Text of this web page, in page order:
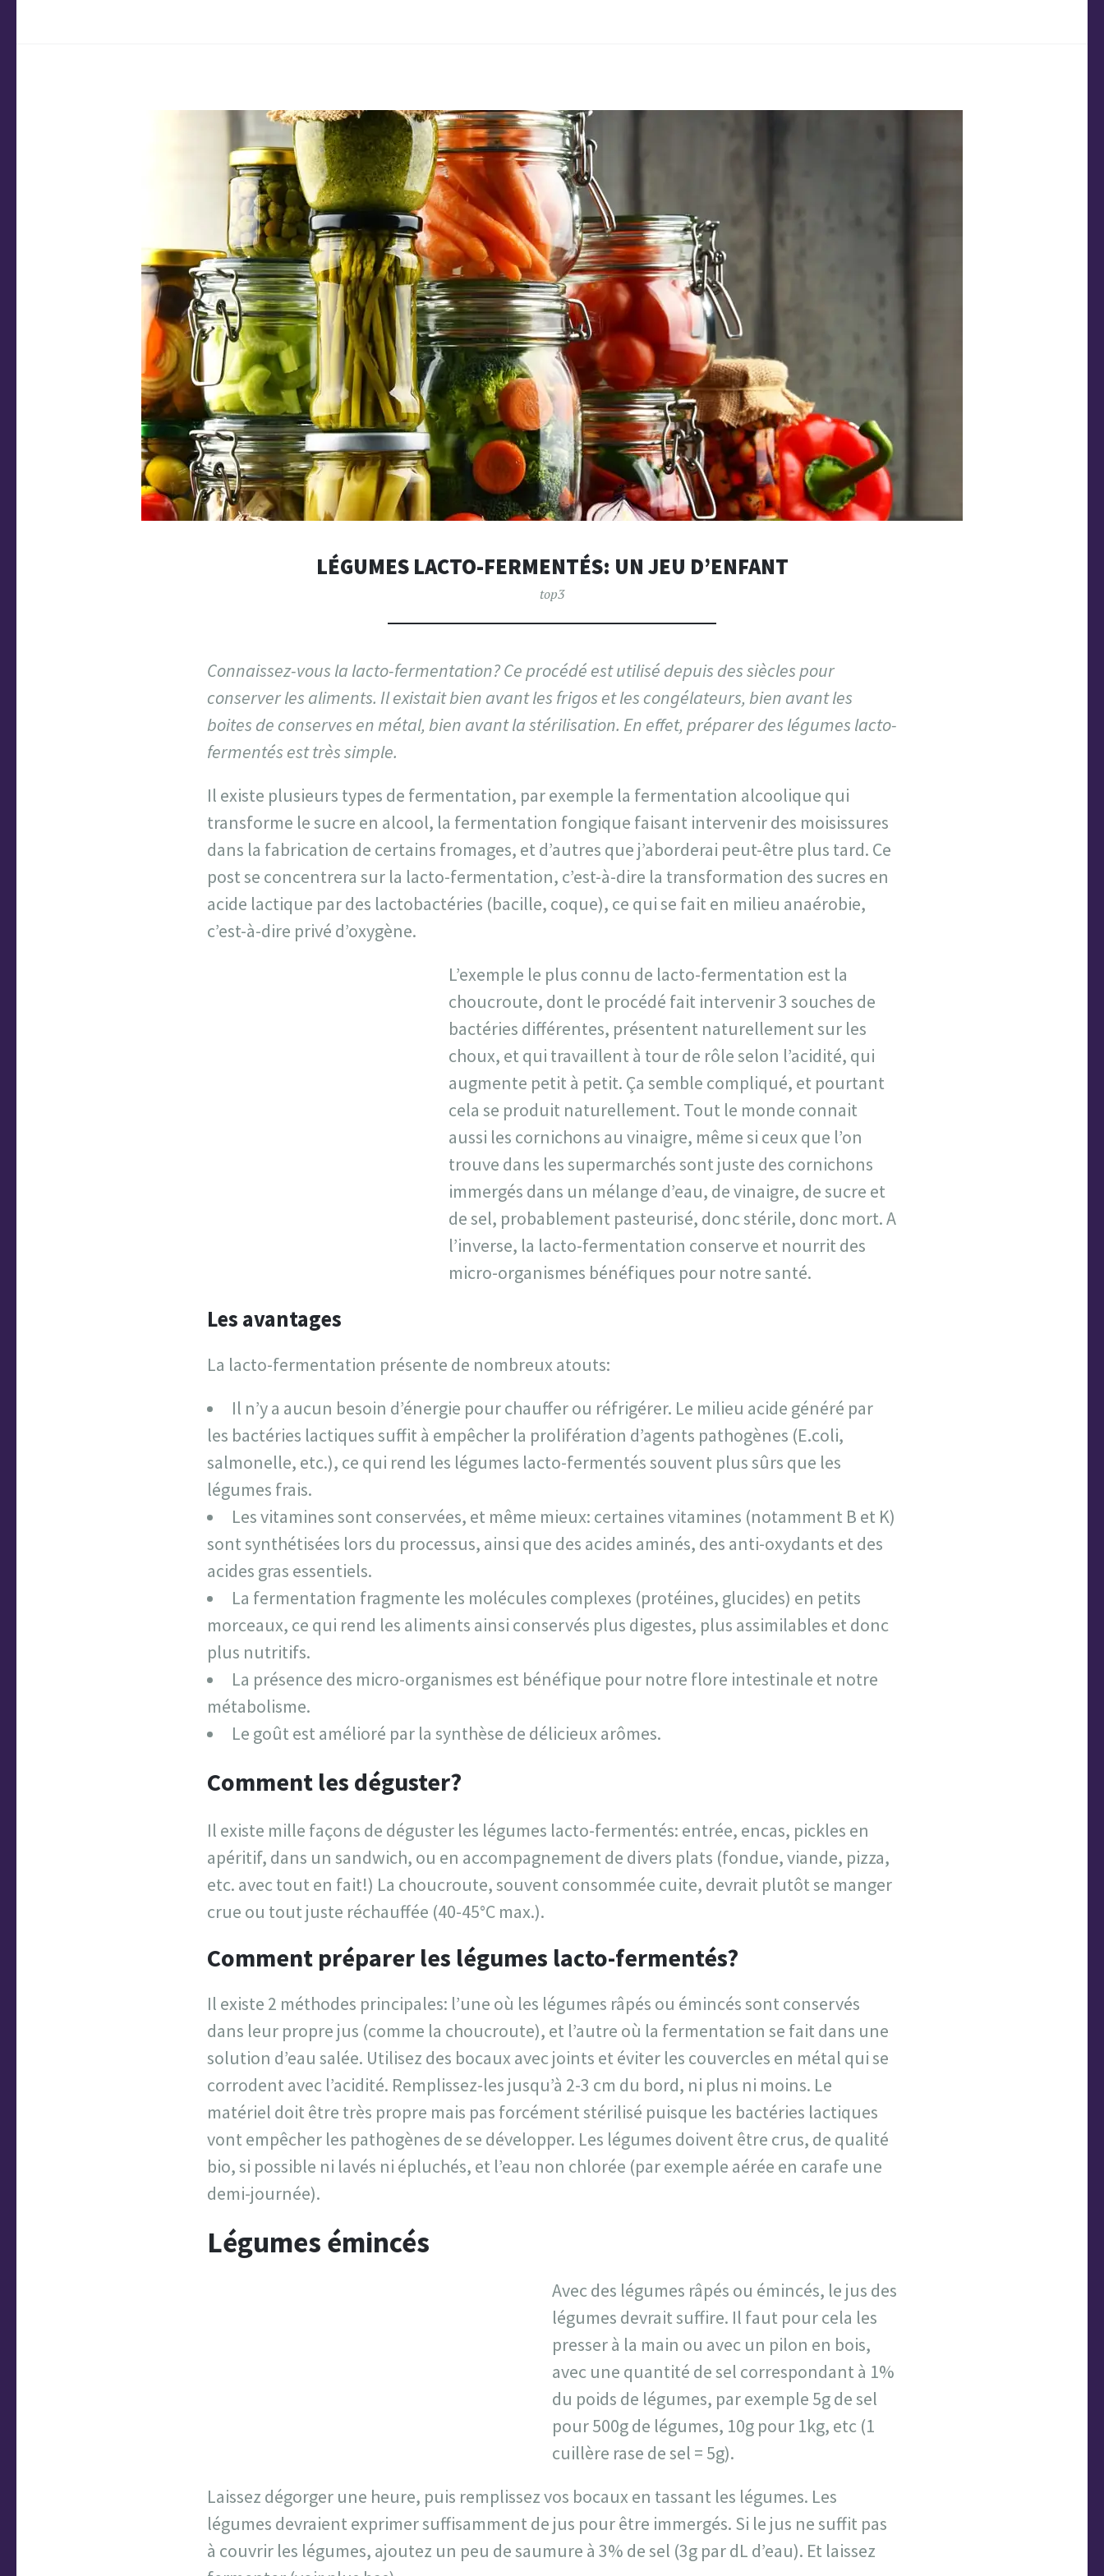
LÉGUMES LACTO-FERMENTÉS: UN JEU D’ENFANT
top3
Connaissez-vous la lacto-fermentation? Ce procédé est utilisé depuis des siècles pour
conserver les aliments. Il existait bien avant les frigos et les congélateurs, bien avant les
boites de conserves en métal, bien avant la stérilisation. En effet, préparer des légumes lacto-
fermentés est très simple.
Il existe plusieurs types de fermentation, par exemple la fermentation alcoolique qui
transforme le sucre en alcool, la fermentation fongique faisant intervenir des moisissures
dans la fabrication de certains fromages, et d’autres que j’aborderai peut-être plus tard. Ce
post se concentrera sur la lacto-fermentation, c’est-à-dire la transformation des sucres en
acide lactique par des lactobactéries (bacille, coque), ce qui se fait en milieu anaérobie,
c’est-à-dire privé d’oxygène.
L’exemple le plus connu de lacto-fermentation est la
choucroute, dont le procédé fait intervenir 3 souches de
bactéries différentes, présentent naturellement sur les
choux, et qui travaillent à tour de rôle selon l’acidité, qui
augmente petit à petit. Ça semble compliqué, et pourtant
cela se produit naturellement. Tout le monde connait
aussi les cornichons au vinaigre, même si ceux que l’on
trouve dans les supermarchés sont juste des cornichons
immergés dans un mélange d’eau, de vinaigre, de sucre et
de sel, probablement pasteurisé, donc stérile, donc mort. A
l’inverse, la lacto-fermentation conserve et nourrit des
micro-organismes bénéfiques pour notre santé.
Les avantages
La lacto-fermentation présente de nombreux atouts:
Il n’y a aucun besoin d’énergie pour chauffer ou réfrigérer. Le milieu acide généré par
les bactéries lactiques suffit à empêcher la prolifération d’agents pathogènes (E.coli,
salmonelle, etc.), ce qui rend les légumes lacto-fermentés souvent plus sûrs que les
légumes frais.
Les vitamines sont conservées, et même mieux: certaines vitamines (notamment B et K)
sont synthétisées lors du processus, ainsi que des acides aminés, des anti-oxydants et des
acides gras essentiels.
La fermentation fragmente les molécules complexes (protéines, glucides) en petits
morceaux, ce qui rend les aliments ainsi conservés plus digestes, plus assimilables et donc
plus nutritifs.
La présence des micro-organismes est bénéfique pour notre flore intestinale et notre
métabolisme.
Le goût est amélioré par la synthèse de délicieux arômes.
Comment les déguster?
Il existe mille façons de déguster les légumes lacto-fermentés: entrée, encas, pickles en
apéritif, dans un sandwich, ou en accompagnement de divers plats (fondue, viande, pizza,
etc. avec tout en fait!) La choucroute, souvent consommée cuite, devrait plutôt se manger
crue ou tout juste réchauffée (40-45°C max.).
Comment préparer les légumes lacto-fermentés?
Il existe 2 méthodes principales: l’une où les légumes râpés ou émincés sont conservés
dans leur propre jus (comme la choucroute), et l’autre où la fermentation se fait dans une
solution d’eau salée. Utilisez des bocaux avec joints et éviter les couvercles en métal qui se
corrodent avec l’acidité. Remplissez-les jusqu’à 2-3 cm du bord, ni plus ni moins. Le
matériel doit être très propre mais pas forcément stérilisé puisque les bactéries lactiques
vont empêcher les pathogènes de se développer. Les légumes doivent être crus, de qualité
bio, si possible ni lavés ni épluchés, et l’eau non chlorée (par exemple aérée en carafe une
demi-journée).
Légumes émincés
Avec des légumes râpés ou émincés, le jus des
légumes devrait suffire. Il faut pour cela les
presser à la main ou avec un pilon en bois,
avec une quantité de sel correspondant à 1%
du poids de légumes, par exemple 5g de sel
pour 500g de légumes, 10g pour 1kg, etc (1
cuillère rase de sel = 5g).
Laissez dégorger une heure, puis remplissez vos bocaux en tassant les légumes. Les
légumes devraient exprimer suffisamment de jus pour être immergés. Si le jus ne suffit pas
à couvrir les légumes, ajoutez un peu de saumure à 3% de sel (3g par dL d’eau). Et laissez